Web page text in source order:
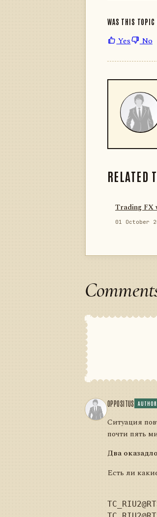
WAS THIS TOPIC
Yes No
RELATED
Trading FX
01 October
OPPOSITUS AUTHOR
Ситуация
почти пять
Два
Есть ли